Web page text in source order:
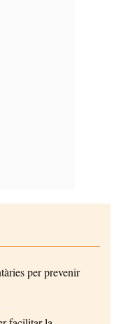
per prevenir